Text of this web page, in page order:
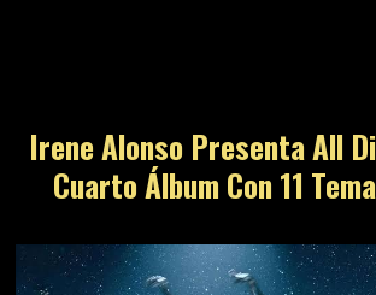
Irene Alonso Presenta All
Cuarto Álbum Con 11